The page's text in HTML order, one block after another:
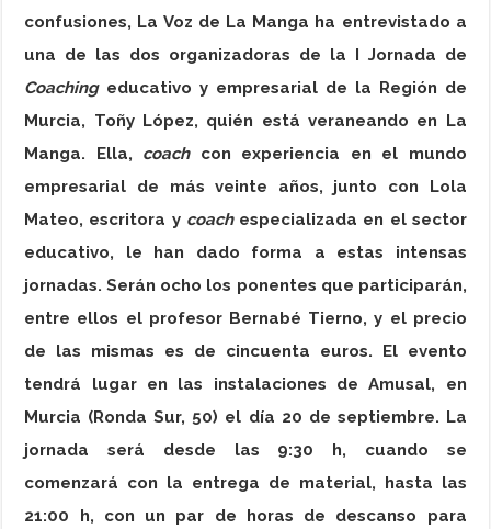
confusiones, La Voz de La Manga ha entrevistado a
una de las dos organizadoras de la I Jornada de
Coachingeducativo y empresarial de la Región de
Murcia, Toñy López, quién está veraneando en La
Manga. Ella, coachcon experiencia en el mundo
empresarial de más veinte años, junto con Lola
Mateo, escritora y coachespecializada en el sector
educativo, le han dado forma a estas intensas
jornadas. Serán ocho los ponentes que participarán,
entre ellos el profesor Bernabé Tierno, y el precio
de las mismas es de cincuenta euros. El evento
tendrá lugar en las instalaciones de Amusal, en
Murcia (Ronda Sur, 50) el día 20 de septiembre. La
jornada será desde las 9:30 h, cuando se
comenzará con la entrega de material, hasta las
21:00 h, con un par de horas de descanso para